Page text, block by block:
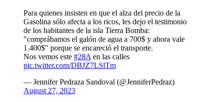
Para quienes insisten en que el alza del precio de la
Gasolina sólo afecta a los ricos, les dejo el testimonio
de los habitantes de la isla Tierra Bomba:
"comprábamos el galón de agua a 700$ y ahora vale
1.400$" porque se encareció el transporte.
Nos vemos este #28A en las calles
pic.twitter.com/DBJZ7LSlTm
— Jennifer Pedraza Sandoval (@JenniferPedraz)
August 27, 2023